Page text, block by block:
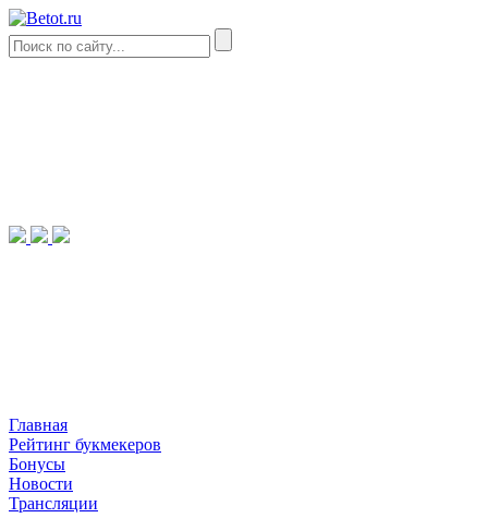
Главная
Рейтинг букмекеров
Бонусы
Новости
Трансляции